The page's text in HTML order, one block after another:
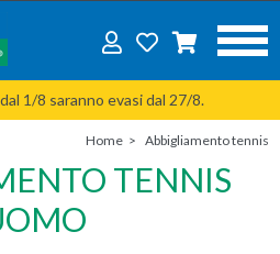
1/8 saranno evasi dal 27/8.
Home Abbigliamento tennis
TENNIS